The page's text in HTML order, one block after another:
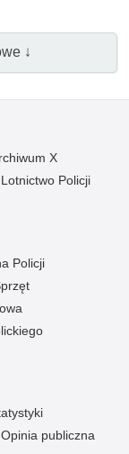
↓
X
Lotnictwo Policji
Policji
Opinia publiczna